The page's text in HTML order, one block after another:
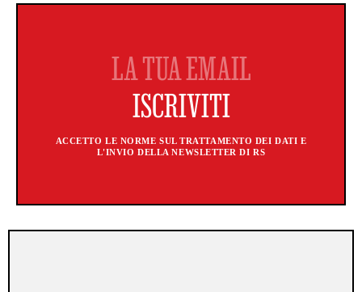
ACCETTO LE NORME SUL TRATTAMENTO DEI DATI E
L'INVIO DELLA NEWSLETTER DI RS